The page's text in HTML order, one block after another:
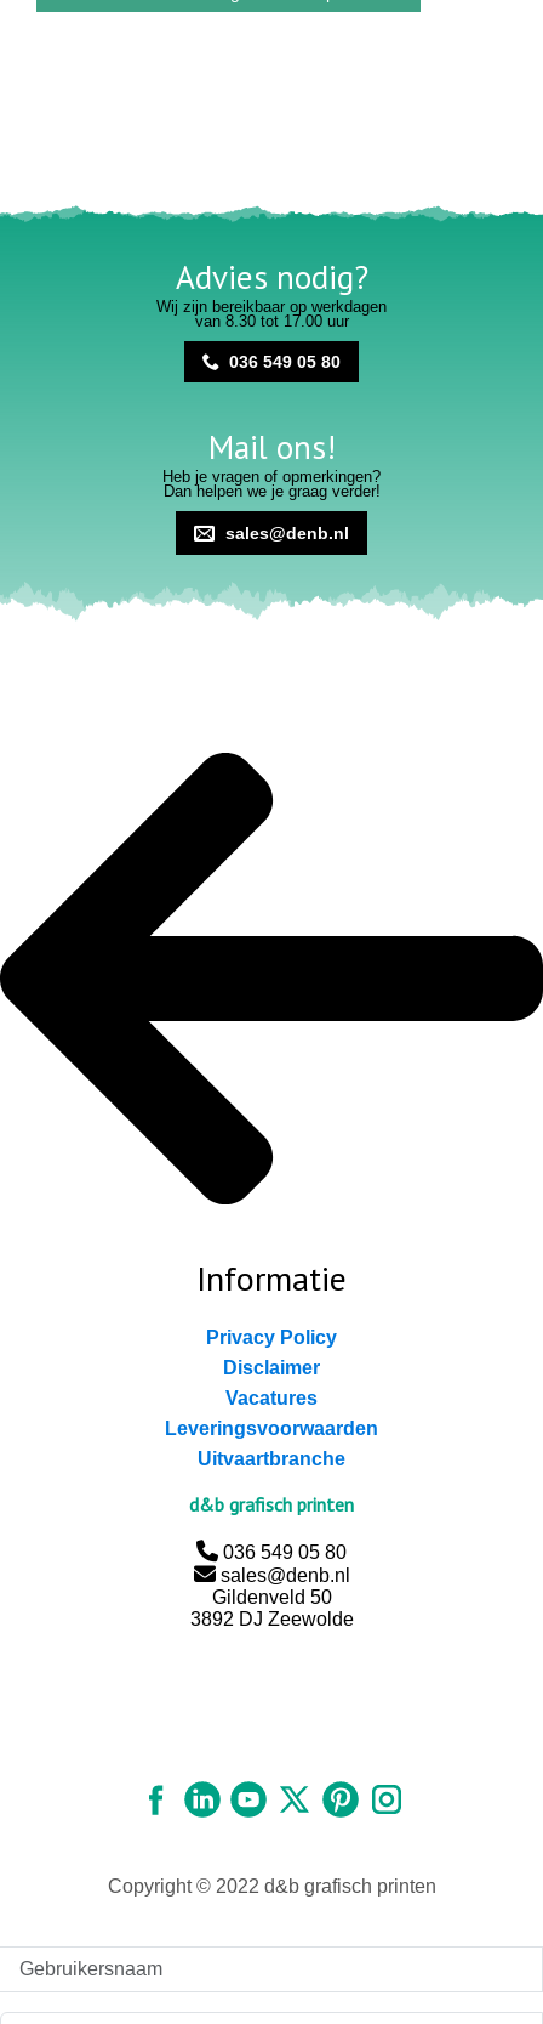
Advies nodig?
Wij zijn bereikbaar op werkdagen
van 8.30 tot 17.00 uur
036 549 05 80
Mail ons!
Heb je vragen of opmerkingen?
Dan helpen we je graag verder!
sales@denb.nl
Informatie
Privacy Policy
Disclaimer
Vacatures
Leveringsvoorwaarden
Uitvaartbranche
Copyright © 2022 d&b grafisch printen
d&b grafisch printen
036 549 05 80
sales@denb.nl
Gildenveld 50
3892 DJ Zeewolde
Gebruikersnaam